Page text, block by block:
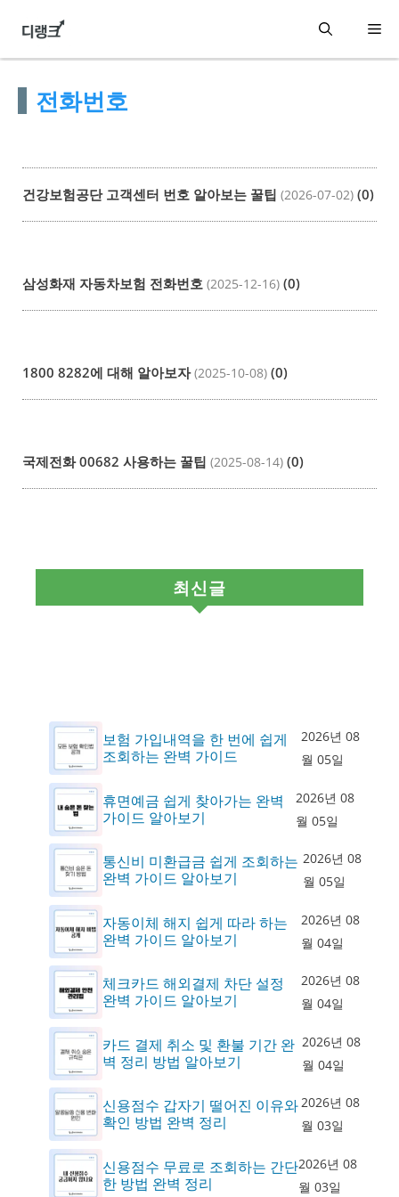
메
전화번호
건강보험공단 고객센터 번호 알아보는 꿀팁 (2026-07-02) (0)
삼성화재 자동차보험 전화번호 (2025-12-16) (0)
1800 8282에 대해 알아보자 (2025-10-08) (0)
국제전화 00682 사용하는 꿀팁 (2025-08-14) (0)
최신글
보험 가입내역을 한 번에 쉽게
조회하는 완벽 가이드
2026년 08
월 05일
휴면예금 쉽게 찾아가는 완벽
가이드 알아보기
2026년 08
월 05일
통신비 미환급금 쉽게 조회하는
완벽 가이드 알아보기
2026년 08
월 05일
자동이체 해지 쉽게 따라 하는
완벽 가이드 알아보기
2026년 08
월 04일
체크카드 해외결제 차단 설정
완벽 가이드 알아보기
2026년 08
월 04일
카드 결제 취소 및 환불 기간 완
벽 정리 방법 알아보기
2026년 08
월 04일
신용점수 갑자기 떨어진 이유와
확인 방법 완벽 정리
2026년 08
월 03일
신용점수 무료로 조회하는 간단
한 방법 완벽 정리
2026년 08
월 03일